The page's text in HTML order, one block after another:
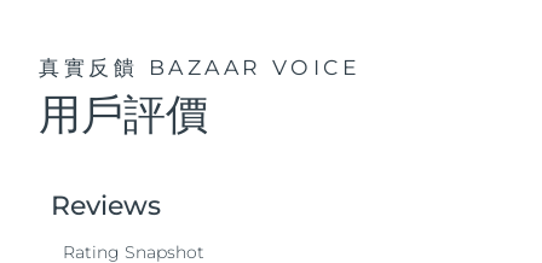
真實反饋 BAZAAR VOICE
用戶評價